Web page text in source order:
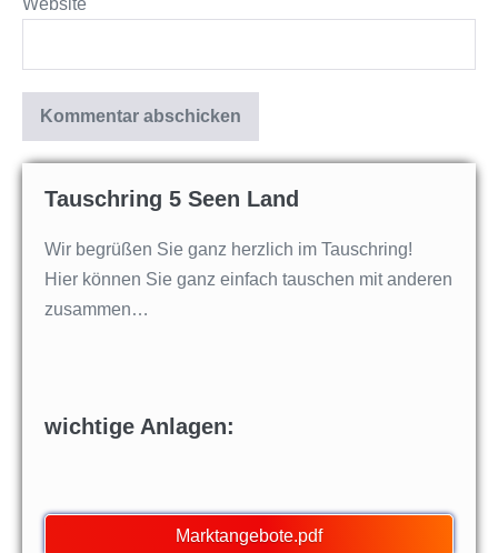
Website
Tauschring 5 Seen Land
Wir begrüßen Sie ganz herzlich im Tauschring!
Hier können Sie ganz einfach tauschen mit anderen
zusammen…
wichtige Anlagen:
Marktangebote.pdf